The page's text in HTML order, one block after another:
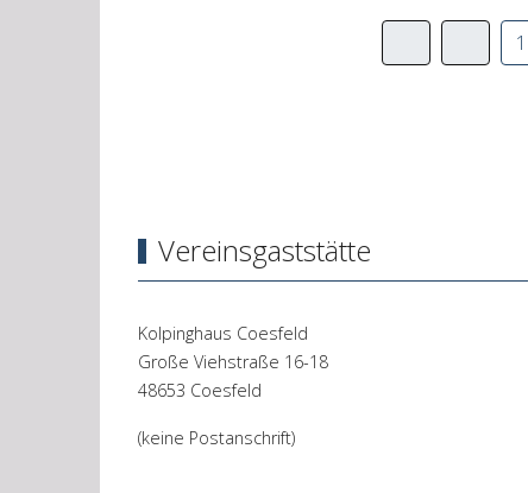
1
Vereinsgaststätte
Kolpinghaus Coesfeld
Große Viehstraße 16-18
48653 Coesfeld
(keine Postanschrift)